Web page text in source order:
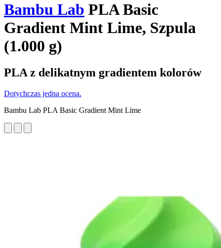
Bambu Lab PLA Basic
Gradient Mint Lime, Szpula
(1.000 g)
PLA z delikatnym gradientem kolorów
Dotychczas jedna ocena.
Bambu Lab PLA Basic Gradient Mint Lime